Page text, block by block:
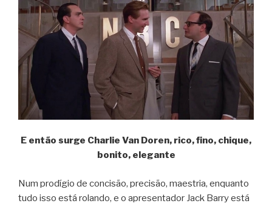
E então surge Charlie Van Doren, rico, fino, chique,
bonito, elegante
Num prodígio de concisão, precisão, maestria, enquanto
tudo isso está rolando, e o apresentador Jack Barry está